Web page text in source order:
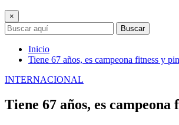
×
Buscar
Inicio
Tiene 67 años, es campeona fitness y
INTERNACIONAL
Tiene 67 años, es